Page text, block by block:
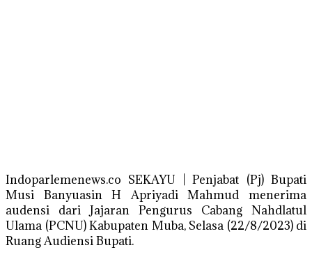
Indoparlemenews.co SEKAYU | Penjabat (Pj) Bupati
Musi Banyuasin H Apriyadi Mahmud menerima
audensi dari Jajaran Pengurus Cabang Nahdlatul
Ulama (PCNU) Kabupaten Muba, Selasa (22/8/2023) di
Ruang Audiensi Bupati.